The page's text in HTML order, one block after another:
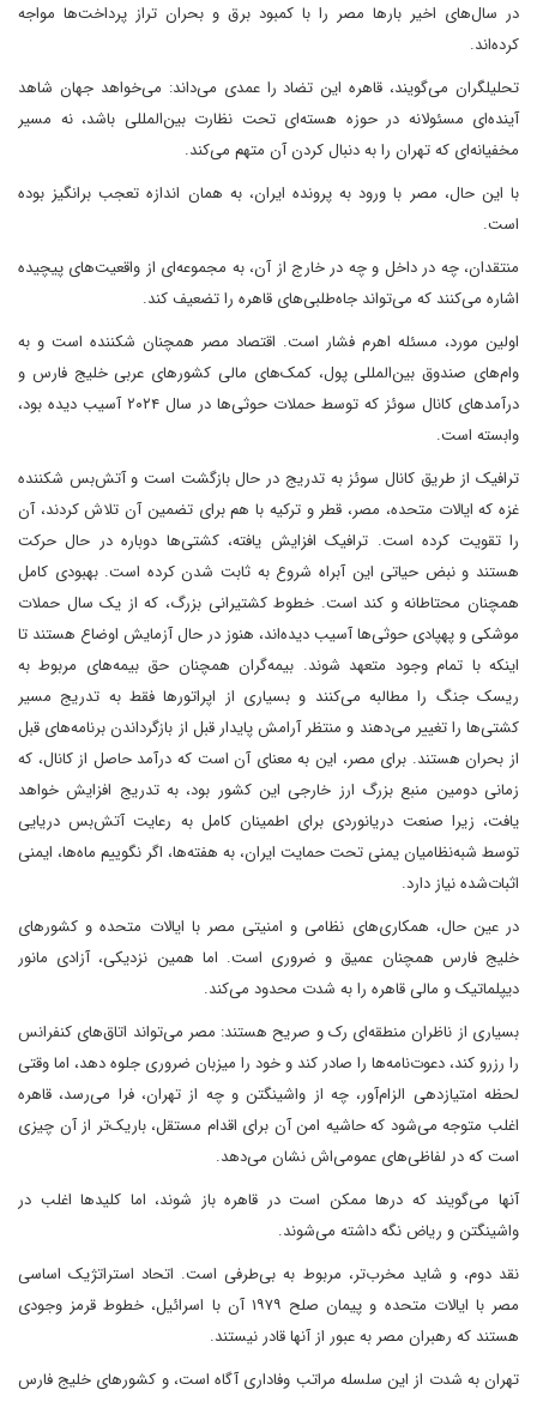
در سال‌های اخیر بارها مصر را با کمبود برق و بحران تراز پرداخت‌ها مواجه
کرده‌اند.
تحلیلگران می‌گویند، قاهره این تضاد را عمدی می‌داند: می‌خواهد جهان شاهد
آینده‌ای مسئولانه در حوزه هسته‌ای تحت نظارت بین‌المللی باشد، نه مسیر
مخفیانه‌ای که تهران را به دنبال کردن آن متهم می‌کند.
با این حال، مصر با ورود به پرونده ایران، به همان اندازه تعجب برانگیز بوده
است.
منتقدان، چه در داخل و چه در خارج از آن، به مجموعه‌ای از واقعیت‌های پیچیده
اشاره می‌کنند که می‌تواند جاه‌طلبی‌های قاهره را تضعیف کند.
اولین مورد، مسئله اهرم فشار است. اقتصاد مصر همچنان شکننده است و به
وام‌های صندوق بین‌المللی پول، کمک‌های مالی کشورهای عربی خلیج فارس و
درآمدهای کانال سوئز که توسط حملات حوثی‌ها در سال ۲۰۲۴ آسیب دیده بود،
وابسته است.
ترافیک از طریق کانال سوئز به تدریج در حال بازگشت است و آتش‌بس شکننده
غزه که ایالات متحده، مصر، قطر و ترکیه با هم برای تضمین آن تلاش کردند، آن
را تقویت کرده است. ترافیک افزایش یافته، کشتی‌ها دوباره در حال حرکت
هستند و نبض حیاتی این آبراه شروع به ثابت شدن کرده است. بهبودی کامل
همچنان محتاطانه و کند است. خطوط کشتیرانی بزرگ، که از یک سال حملات
موشکی و پهپادی حوثی‌ها آسیب دیده‌اند، هنوز در حال آزمایش اوضاع هستند تا
اینکه با تمام وجود متعهد شوند. بیمه‌گران همچنان حق بیمه‌های مربوط به
ریسک جنگ را مطالبه می‌کنند و بسیاری از اپراتورها فقط به تدریج مسیر
کشتی‌ها را تغییر می‌دهند و منتظر آرامش پایدار قبل از بازگرداندن برنامه‌های قبل
از بحران هستند. برای مصر، این به معنای آن است که درآمد حاصل از کانال، که
زمانی دومین منبع بزرگ ارز خارجی این کشور بود، به تدریج افزایش خواهد
یافت، زیرا صنعت دریانوردی برای اطمینان کامل به رعایت آتش‌بس دریایی
توسط شبه‌نظامیان یمنی تحت حمایت ایران، به هفته‌ها، اگر نگوییم ماه‌ها، ایمنی
اثبات‌شده نیاز دارد.
در عین حال، همکاری‌های نظامی و امنیتی مصر با ایالات متحده و کشورهای
خلیج فارس همچنان عمیق و ضروری است. اما همین نزدیکی، آزادی مانور
دیپلماتیک و مالی قاهره را به شدت محدود می‌کند.
بسیاری از ناظران منطقه‌ای رک و صریح هستند: مصر می‌تواند اتاق‌های کنفرانس
را رزرو کند، دعوت‌نامه‌ها را صادر کند و خود را میزبان ضروری جلوه دهد، اما وقتی
لحظه امتیازدهی الزام‌آور، چه از واشینگتن و چه از تهران، فرا می‌رسد، قاهره
اغلب متوجه می‌شود که حاشیه امن آن برای اقدام مستقل، باریک‌تر از آن چیزی
است که در لفاظی‌های عمومی‌اش نشان می‌دهد.
آنها می‌گویند که درها ممکن است در قاهره باز شوند، اما کلیدها اغلب در
واشینگتن و ریاض نگه داشته می‌شوند.
نقد دوم، و شاید مخرب‌تر، مربوط به بی‌طرفی است. اتحاد استراتژیک اساسی
مصر با ایالات متحده و پیمان صلح ۱۹۷۹ آن با اسرائیل، خطوط قرمز وجودی
هستند که رهبران مصر به عبور از آنها قادر نیستند.
تهران به شدت از این سلسله مراتب وفاداری آگاه است، و کشورهای خلیج فارس